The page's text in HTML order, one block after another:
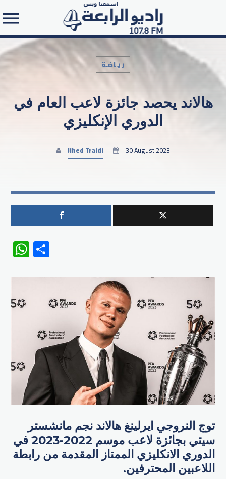
Search in the website:
رياضـة
هالاند يحصد جائزة لاعب العام في
الدوري الإنكليزي
Jihed Traidi 30 August 2023
WhatsApp
توج النروجي ​ايرلينغ هالاند نجم ​مانشستر
سيتي بجائزة لاعب موسم 2022-2023 في
​الدوري الانكليزي الممتاز المقدمة من رابطة
اللاعبين المحترفين.